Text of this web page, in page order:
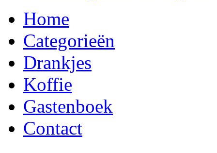
Home
Categorieën
Drankjes
Koffie
Gastenboek
Contact